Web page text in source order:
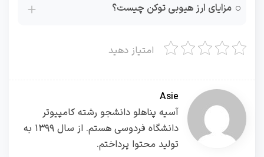
مزایای ارز هیوبی توکن چیست؟
امتیاز دهید
Asie
آسیه پناهلو دانشجو رشته کامپیوتر
دانشگاه فردوسی هستم. از سال ۱۳۹۹ به
تولید محتوا پرداختم.